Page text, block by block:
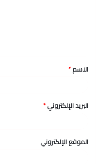
*
الاسم*
البريد الإلكتروني*
الموقع الإلكتروني